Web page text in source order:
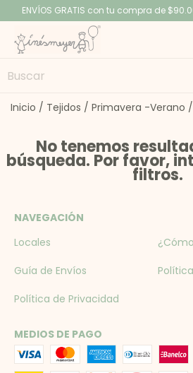
ENVÍOS GRATIS con tu compra de
Inicio / Tejidos / Primavera -Verano /
No tenemos
búsqueda. Por favor,
filtros.
NAVEGACIÓN
Locales
Guía de Envíos
Política de Privacidad
MEDIOS DE PAGO